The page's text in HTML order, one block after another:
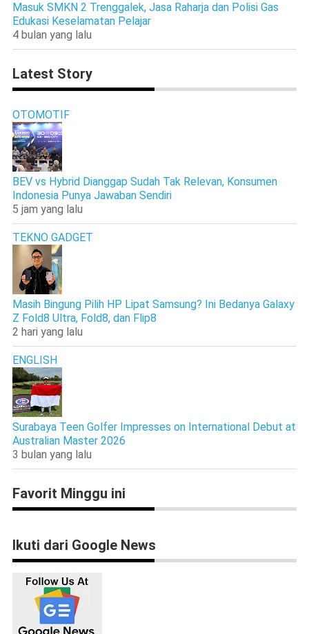
Masuk SMKN 2 Trenggalek, Jasa Raharja dan Polisi Gas
Edukasi Keselamatan Pelajar
4 bulan yang lalu
Latest Story
OTOMOTIF
BEV vs Hybrid Dianggap Sudah Tak Relevan, Konsumen
Indonesia Punya Jawaban Sendiri
5 jam yang lalu
TEKNO GADGET
Masih Bingung Pilih HP Lipat Samsung? Ini Bedanya Galaxy
Z Fold8 Ultra, Fold8, dan Flip8
2 hari yang lalu
ENGLISH
Surabaya Teen Golfer Impresses on International Debut at
Australian Master 2026
3 bulan yang lalu
Favorit Minggu ini
Ikuti dari Google News